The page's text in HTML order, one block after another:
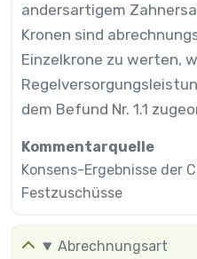
andersartigem
Kronen sind
Einzelkrone zu werten,
dem Befund Nr. 1.1
Kommentarquelle
Konsens-Ergebnisse der
Festzuschüsse
Abrechnungsart